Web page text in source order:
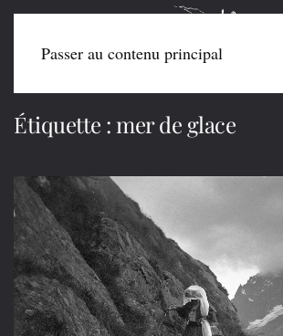
Passer au contenu principal
Étiquette : mer de glace